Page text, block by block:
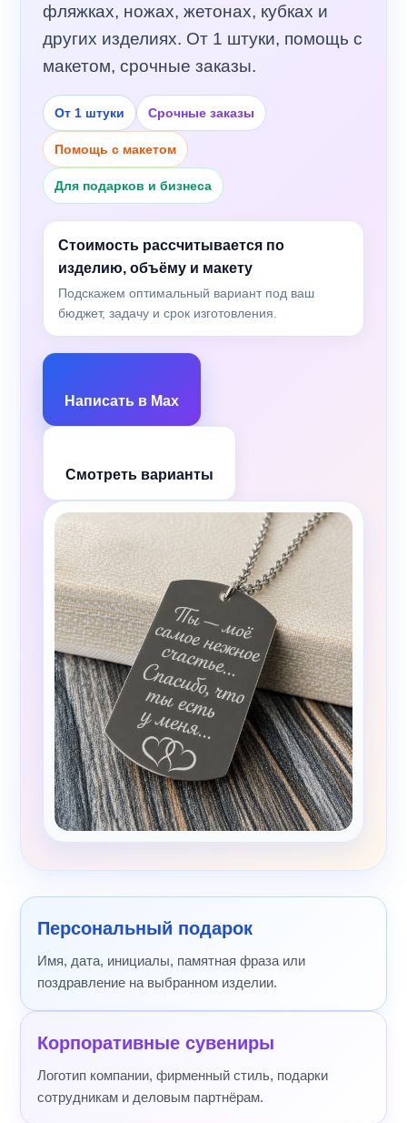
фляжках, ножах, жетонах, кубках и
других изделиях. От 1 штуки, помощь с
макетом, срочные заказы.
От 1 штуки Срочные заказы
Помощь с макетом
Для подарков и бизнеса
Стоимость рассчитывается по
изделию, объёму и макету
Подскажем оптимальный вариант под ваш
бюджет, задачу и срок изготовления.
Написать в Max
Смотреть варианты
Персональный подарок
Имя, дата, инициалы, памятная фраза или
поздравление на выбранном изделии.
Корпоративные сувениры
Логотип компании, фирменный стиль, подарки
сотрудникам и деловым партнёрам.